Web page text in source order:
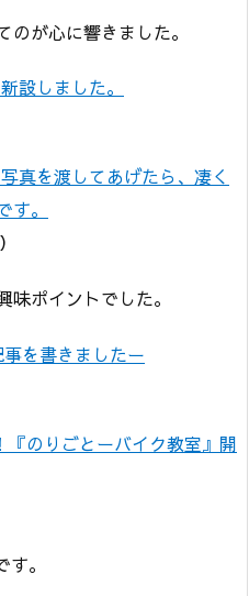
が心に響きました。
しました。
真を渡してあげたら、凄く
。
ポイントでした。
を書きましたー
のりごとーバイク教室』開
。